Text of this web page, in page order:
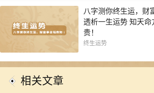
八字测你终生运，财
透析一生运势 知天
贵！
终生运势
相关文章